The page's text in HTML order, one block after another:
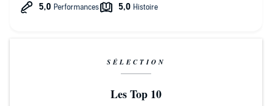
SÉLECTION
Les Top 10